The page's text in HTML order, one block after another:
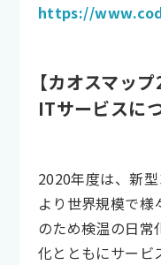
https://
【カオスマッ
ITサービスに
2020年度は、新
より世界規模で
のため検温の日常
化とともにサービ